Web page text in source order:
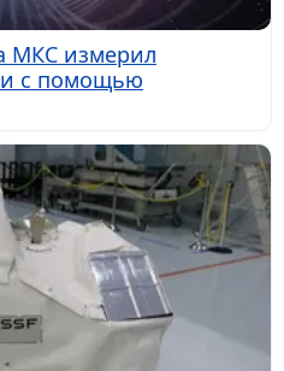
МКС измерил
с помощью